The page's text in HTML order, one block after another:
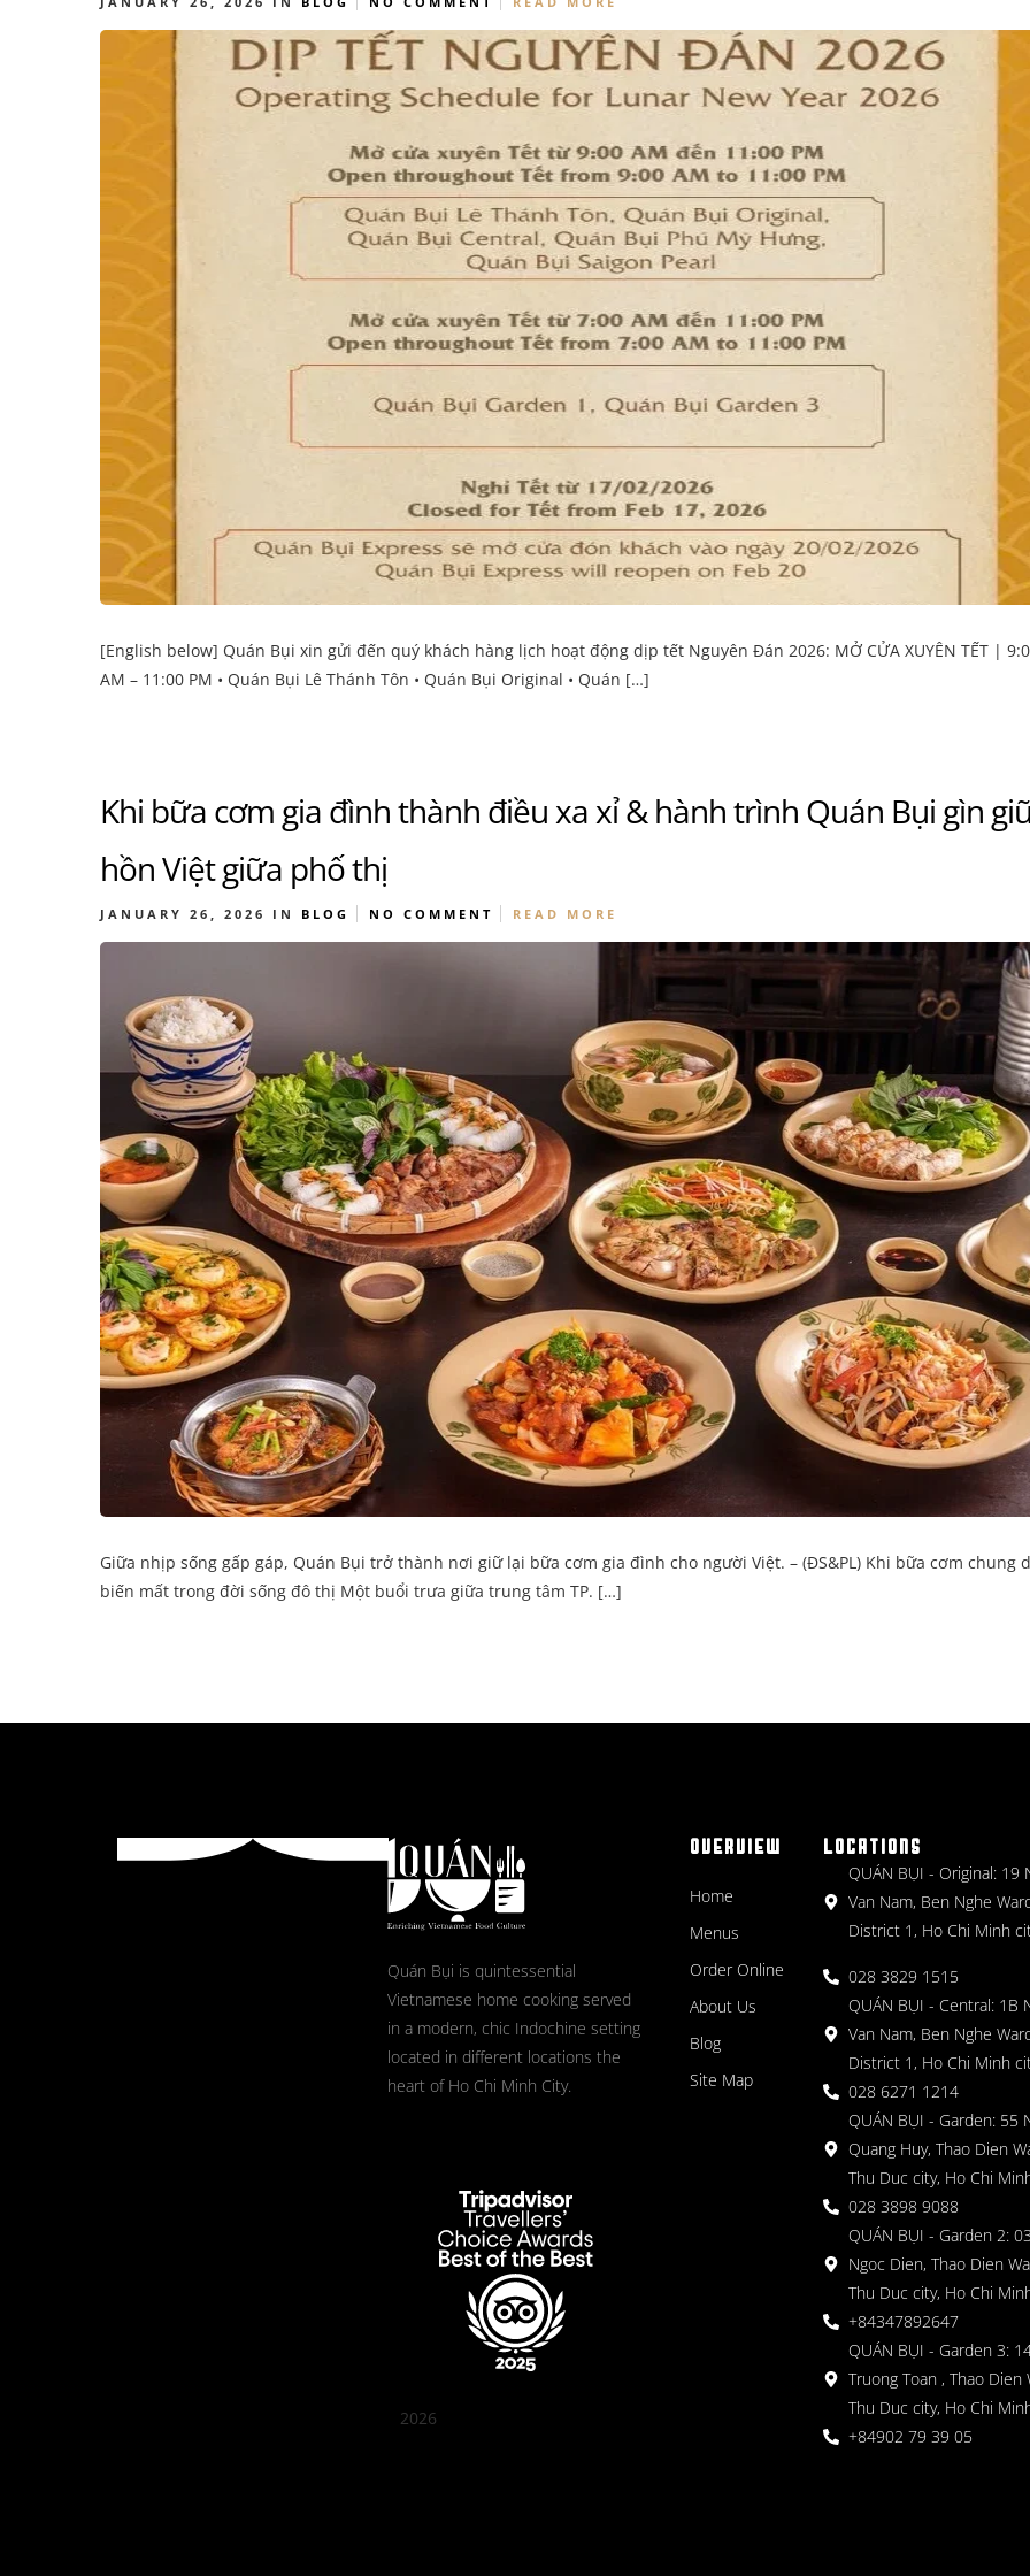
[English below] Quán Bụi xin gửi đến quý khách hàng lịch hoạt động dịp tết Nguyên Đán 2026: MỞ CỬA XUYÊN TẾT |
AM – 11:00 PM • Quán Bụi Lê Thánh Tôn • Quán Bụi Original • Quán […]
Khi bữa cơm gia đình thành điều xa xỉ & hành trình Quán Bụi gìn
hồn Việt giữa phố thị
JANUARY 26, 2026 IN BLOG NO COMMENT READ MORE
Giữa nhịp sống gấp gáp, Quán Bụi trở thành nơi giữ lại bữa cơm gia đình cho người Việt. – (ĐS&PL) Khi bữa cơm chung
biến mất trong đời sống đô thị Một buổi trưa giữa trung tâm TP. […]
Quán Bụi is quintessential
Vietnamese home cooking served
in a modern, chic Indochine setting
located in different locations the
heart of Ho Chi Minh City.
2026
OVERVIEW
Home
Menus
Order Online
About Us
Blog
Site Map
LOCATIONS
QUÁN BỤI - Original: 19
Van Nam, Ben Nghe
District 1, Ho Chi Minh
028 3829 1515
QUÁN BỤI - Central: 1B
Van Nam, Ben Nghe
District 1, Ho Chi Minh
028 6271 1214
QUÁN BỤI - Garden: 55
Quang Huy, Thao Dien
Thu Duc city, Ho Chi
028 3898 9088
QUÁN BỤI - Garden 2:
Ngoc Dien, Thao Dien
Thu Duc city, Ho Chi
+84347892647
QUÁN BỤI - Garden 3:
Truong Toan , Thao Dien
Thu Duc city, Ho Chi
+84902 79 39 05